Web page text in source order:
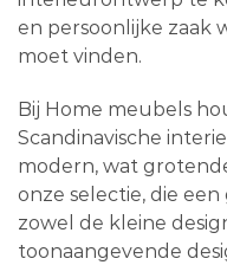
en persoonlijke zaak
moet vinden.
Bij Home meubels
Scandinavische
modern, wat
onze selectie, die
zowel de kleine
toonaangevende